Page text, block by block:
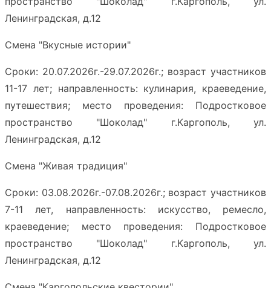
Ленинградская, д.12
Смена "Вкусные истории"
Сроки: 20.07.2026г.-29.07.2026г.; возраст участников
11-17 лет; направленность: кулинария, краеведение,
путешествия; место проведения: Подростковое
пространство "Шоколад" г.Каргополь, ул.
Ленинградская, д.12
Смена "Живая традиция"
Сроки: 03.08.2026г.-07.08.2026г.; возраст участников
7-11 лет, направленность: искусство, ремесло,
краеведение; место проведения: Подростковое
пространство "Шоколад" г.Каргополь, ул.
Ленинградская, д.12